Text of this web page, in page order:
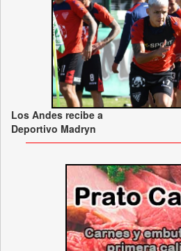
Los Andes recibe a
Deportivo Madryn